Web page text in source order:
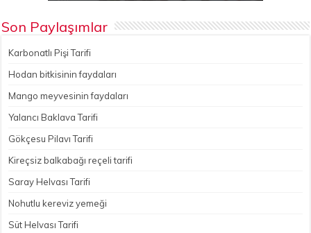
Son Paylaşımlar
Karbonatlı Pişi Tarifi
Hodan bitkisinin faydaları
Mango meyvesinin faydaları
Yalancı Baklava Tarifi
Gökçesu Pilavı Tarifi
Kireçsiz balkabağı reçeli tarifi
Saray Helvası Tarifi
Nohutlu kereviz yemeği
Süt Helvası Tarifi